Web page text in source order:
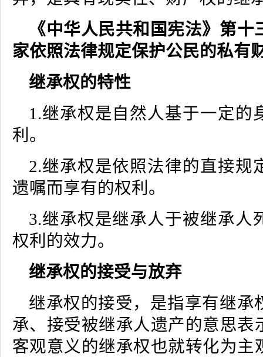
《中华人民共和国宪法》第
家依照法律规定保护公民的私有
继承权的特性
1.继承权是自然人基于一定的
利。
2.继承权是依照法律的直接规
遗嘱而享有的权利。
3.继承权是继承人于被继承人
权利的效力。
继承权的接受与放弃
继承权的接受，是指享有继承
承、接受被继承人遗产的意思表
客观意义的继承权也就转化为主